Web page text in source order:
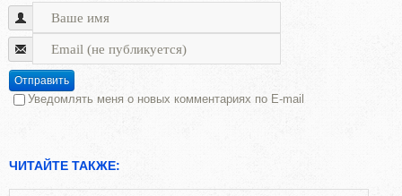
Отправить
Уведомлять меня о новых комментариях по E-mail
ЧИТАЙТЕ ТАКЖЕ: